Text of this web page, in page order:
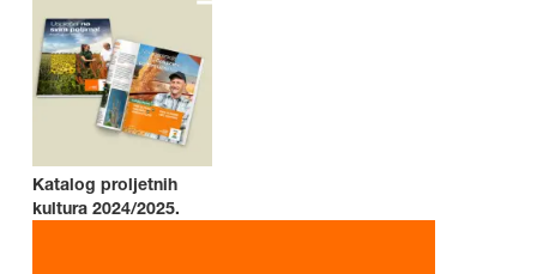
Katalog proljetnih
kultura 2024/2025.